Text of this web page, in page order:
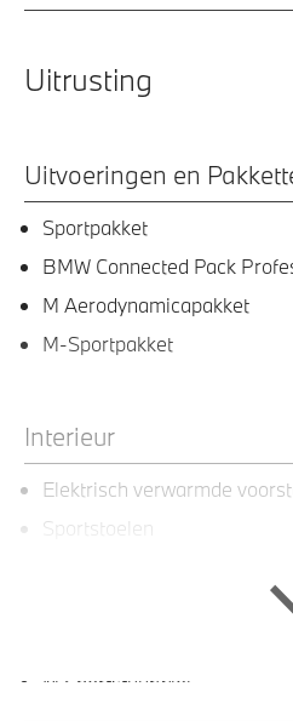
Uitrusting
Uitvoeringen en
Sportpakket
BMW Connected Pack
M Aerodynamicapakket
M-Sportpakket
Interieur
Elektrisch verwarmde
Sportstoelen
Multifunctioneel
M Sportstuurwiel